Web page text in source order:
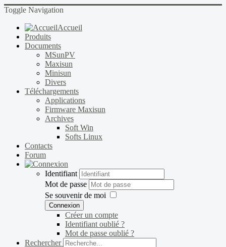
Toggle Navigation
Accueil
Produits
Documents
MSunPV
Maxisun
Minisun
Divers
Téléchargements
Applications
Firmware Maxisun
Archives
Soft Win
Softs Linux
Contacts
Forum
Identifiant
Mot de passe
Se souvenir de moi
Connexion
Créer un compte
Identifiant oublié ?
Mot de passe oublié ?
Rechercher